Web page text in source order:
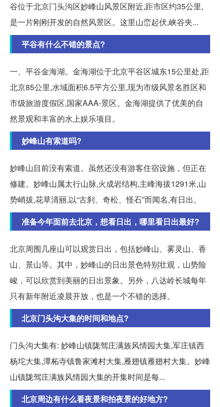
谷位于北京门头沟区妙峰山风景区附近,距市区约35公里,
是一片刚刚开发的自然风景区。这里山峦起伏,峡谷夹...
平谷有什么不错的景点?
一、平谷金海湖。金海湖位于北京平谷区城东15公里处,距
北京85公里,水域面积6.5平方公里,现为市级风景名胜区和
市级旅游度假区,国家AAA-景区。金海湖提供了优美的自
然景观和丰富的水上娱乐项目。
妙峰山有索道吗?
妙峰山目前没有索道。虽然还没有游客住宿设施，但正在
修建。妙峰山属太行山脉,火成岩结构,主峰海拔1291米,山
势峭拔,花草清丽,以“古刹、奇松、怪石”而闻名,有日出。
准备今年面前去北京，想看日出，哪里看日出最好?
北京周围几座山可以观赏日出，包括妙峰山、雾灵山、香
山、景山等。其中，妙峰山的日出景色特别壮观，山势险
峻，可以欣赏到美丽的日出景象。另外，八达岭长城每年
只有新年附近凌晨开放，也是一个不错的选择。
北京门头沟大集的时间和地点?
门头沟大集有: 妙峰山镇陇驾庄满族风情园大集,军庄镇西
杨坨大集,潭柘寺镇鲁家滩村大集,雁翅镇雁翅村大集。妙峰
山镇陇驾庄满族风情园大集的开集时间是每...
北京周边有什么看夜景和拍夜景的好地方?